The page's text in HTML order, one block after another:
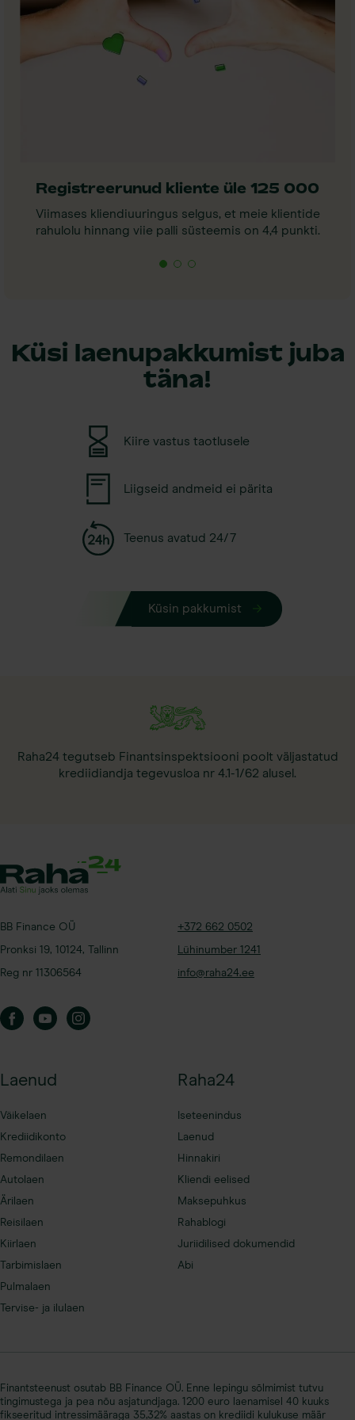
Registreerunud kliente üle 125 000
Viimases kliendiuuringus selgus, et meie klientide
rahulolu hinnang viie palli süsteemis on 4,4 punkti.
Küsi laenupakkumist juba
täna!
Kiire vastus taotlusele
Liigseid andmeid ei pärita
Teenus avatud 24/7
Küsin pakkumist
Raha24 tegutseb Finantsinspektsiooni poolt väljastatud
krediidiandja tegevusloa nr 4.1-1/62 alusel.
BB Finance OÜ
Pronksi 19, 10124, Tallinn
Reg nr 11306564
Laenud
Väikelaen
Krediidikonto
Remondilaen
Autolaen
Ärilaen
Reisilaen
Kiirlaen
Tarbimislaen
Pulmalaen
Tervise- ja ilulaen
Raha24
Iseteenindus
Laenud
Hinnakiri
Kliendi eelised
Maksepuhkus
Rahablogi
Juriidilised dokumendid
Abi
+372 662 0502
Lühinumber 1241
info@raha24.ee
Finantsteenust osutab BB Finance OÜ. Enne lepingu sõlmimist tutvu
tingimustega ja pea nõu asjatundjaga. 1200 euro laenamisel 40 kuuks
fikseeritud intressimääraga 35,32% aastas on krediidi kulukuse määr